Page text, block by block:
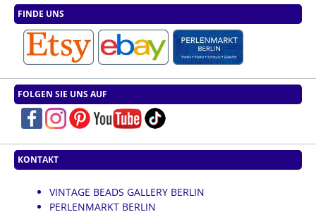
FINDE UNS
FOLGEN SIE UNS AUF
KONTAKT
VINTAGE BEADS GALLERY BERLIN
PERLENMARKT BERLIN